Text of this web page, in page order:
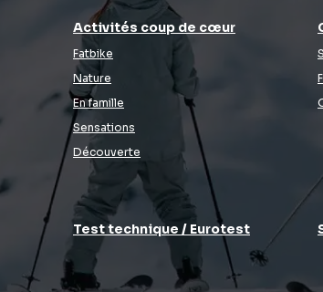
Activités coup de cœur
Fatbike
Nature
En famille
Sensations
Découverte
Test technique / Eurotest